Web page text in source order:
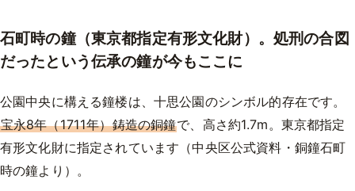
石町時の鐘（東京都指定有形文化財）。処刑の合図
だったという伝承の鐘が今もここに
公園中央に構える鐘楼は、十思公園のシンボル的存在です。
宝永8年（1711年）鋳造の銅鐘で、高さ約1.7m。東京都指定
有形文化財に指定されています（中央区公式資料・銅鐘石町
時の鐘より）。